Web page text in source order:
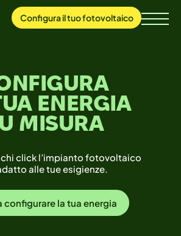
Configurail tuofotovoltaico
ENERGIA
MISURA
click l’impianto fotovoltaico
alle tue esigienze.
configurare la tua energia